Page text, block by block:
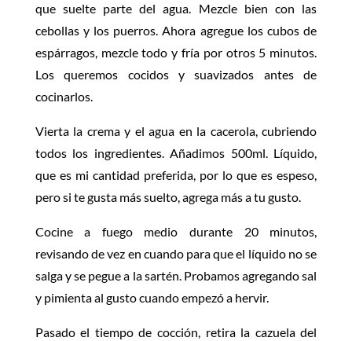
que suelte parte del agua. Mezcle bien con las
cebollas y los puerros. Ahora agregue los cubos de
espárragos, mezcle todo y fría por otros 5 minutos.
Los queremos cocidos y suavizados antes de
cocinarlos.
Vierta la crema y el agua en la cacerola, cubriendo
todos los ingredientes. Añadimos 500ml. Líquido,
que es mi cantidad preferida, por lo que es espeso,
pero si te gusta más suelto, agrega más a tu gusto.
Cocine a fuego medio durante 20 minutos,
revisando de vez en cuando para que el líquido no se
salga y se pegue a la sartén. Probamos agregando sal
y pimienta al gusto cuando empezó a hervir.
Pasado el tiempo de cocción, retira la cazuela del